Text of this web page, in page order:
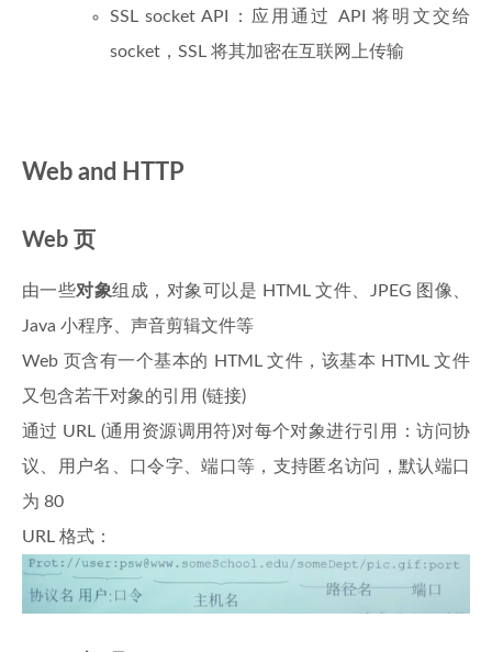
SSL socket API：应用通过 API 将明文交给
socket，SSL 将其加密在互联网上传输
Web and HTTP
Web 页
由一些对象组成，对象可以是 HTML 文件、JPEG 图像、
Java 小程序、声音剪辑文件等
Web 页含有一个基本的 HTML 文件，该基本 HTML 文件
又包含若干对象的引用 (链接)
通过 URL (通用资源调用符)对每个对象进行引用：访问协
议、用户名、口令字、端口等，支持匿名访问，默认端口
为 80
URL 格式：